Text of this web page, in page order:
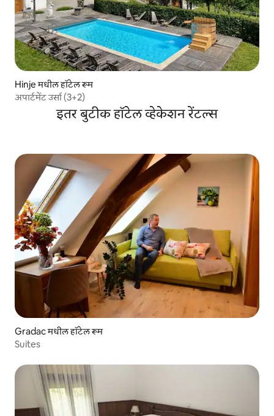
Hinje मधील हॉटेल रूम
अपार्टमेंट उर्सा (3+2)
इतर बुटीक हॉटेल व्हेकेशन रेंटल्स
Gradac मधील हॉटेल रूम
Suites